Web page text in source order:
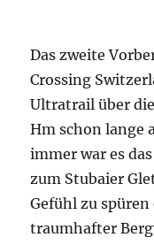
Switzerland
testen und das
steile
Bergpfaden zu
einzigartiges
bekannte
getroffen hatte.
von Neustift